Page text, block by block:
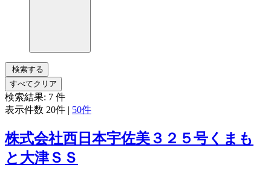
検索する
すべてクリア
検索結果: 7 件
表示件数 20件 | 50件
株式会社西日本宇佐美３２５号くまも
と大津ＳＳ